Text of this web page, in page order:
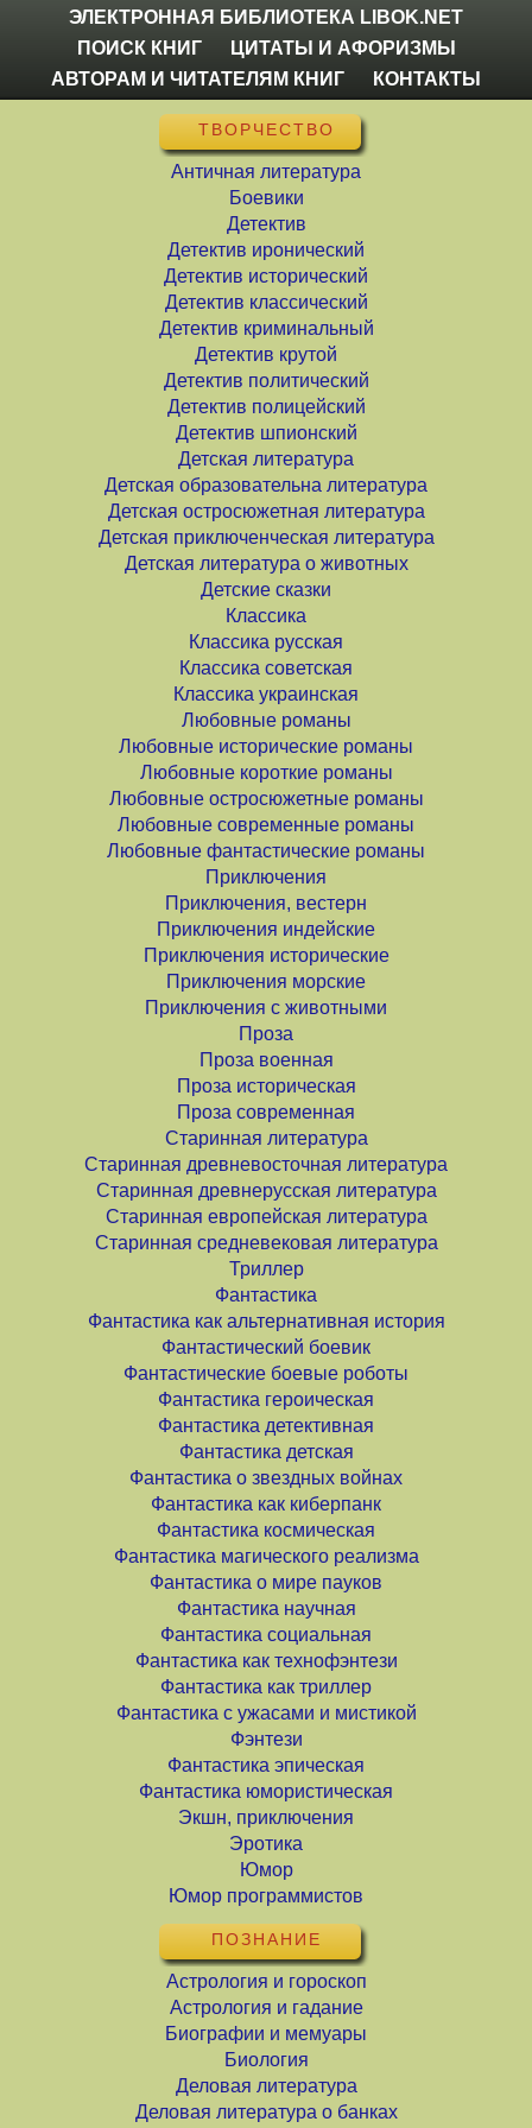
ЭЛЕКТРОННАЯ БИБЛИОТЕКА LIBOK.NET
ПОИСК КНИГ
ЦИТАТЫ И АФОРИЗМЫ
АВТОРАМ И ЧИТАТЕЛЯМ КНИГ
КОНТАКТЫ
ТВОРЧЕСТВО
Античная литература
Боевики
Детектив
Детектив иронический
Детектив исторический
Детектив классический
Детектив криминальный
Детектив крутой
Детектив политический
Детектив полицейский
Детектив шпионский
Детская литература
Детская образовательна литература
Детская остросюжетная литература
Детская приключенческая литература
Детская литература о животных
Детские сказки
Классика
Классика русская
Классика советская
Классика украинская
Любовные романы
Любовные исторические романы
Любовные короткие романы
Любовные остросюжетные романы
Любовные современные романы
Любовные фантастические романы
Приключения
Приключения, вестерн
Приключения индейские
Приключения исторические
Приключения морские
Приключения с животными
Проза
Проза военная
Проза историческая
Проза современная
Старинная литература
Старинная древневосточная литература
Старинная древнерусская литература
Старинная европейская литература
Старинная средневековая литература
Триллер
Фантастика
Фантастика как альтернативная история
Фантастический боевик
Фантастические боевые роботы
Фантастика героическая
Фантастика детективная
Фантастика детская
Фантастика о звездных войнах
Фантастика как киберпанк
Фантастика космическая
Фантастика магического реализма
Фантастика о мире пауков
Фантастика научная
Фантастика социальная
Фантастика как технофэнтези
Фантастика как триллер
Фантастика с ужасами и мистикой
Фэнтези
Фантастика эпическая
Фантастика юмористическая
Экшн, приключения
Эротика
Юмор
Юмор программистов
ПОЗНАНИЕ
Астрология и гороскоп
Астрология и гадание
Биографии и мемуары
Биология
Деловая литература
Деловая литература о банках